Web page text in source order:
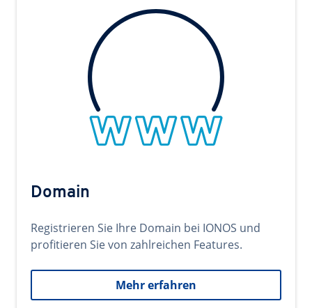
Domain
Registrieren Sie Ihre Domain bei IONOS und
profitieren Sie von zahlreichen Features.
Mehr erfahren